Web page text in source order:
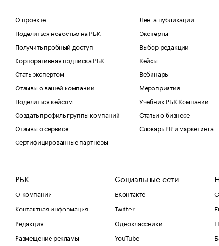
О проекте
Поделиться новостью на РБК
Получить пробный доступ
Корпоративная подписка РБК
Стать экспертом
Отзывы о вашей компании
Поделиться кейсом
Создать профиль группы компаний
Отзывы о сервисе
Сертифицированные партнеры
Лента публикаций
Эксперты
Выбор редакции
Кейсы
Вебинары
Мероприятия
Учебник РБК Компании
Статьи о бизнесе
Словарь PR и маркетинга
РБК
О компании
Контактная информация
Редакция
Размещение рекламы
Социальные сети
ВКонтакте
Twitter
Одноклассники
YouTube